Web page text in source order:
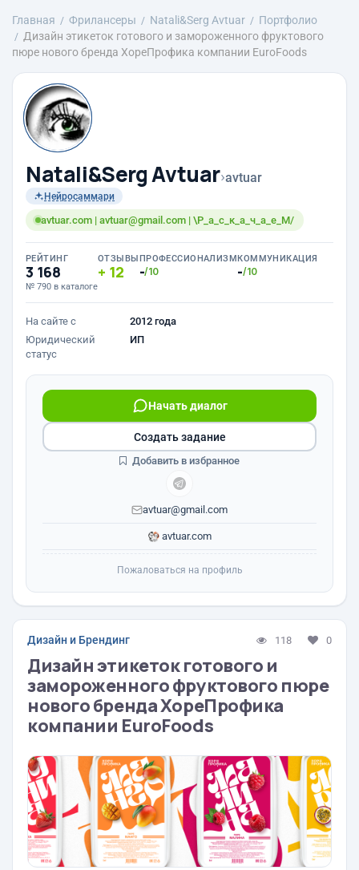
Главная Фрилансеры Natali&Serg Avtuar
Портфолио
Дизайн этикеток готового и замороженного фруктового
пюре нового бренда ХореПрофика компании EuroFoods
Natali&Serg Avtuar›avtuar
Нейросаммари
avtuar.com | avtuar@gmail.com | \Р_а_с_к_а_ч_а_е_М/
РЕЙТИНГ
3 168
№ 790 в каталоге
ОТЗЫВЫ
12
ПРОФЕССИОНАЛИЗМ
-/10
КОММУНИКАЦИЯ
-/10
На сайте с
2012 года
Юридический
статус
ИП
Начать диалог
avtuar@gmail.com
avtuar.com
Создать задание
Добавить в избранное
Пожаловаться на профиль
Дизайн и Брендинг 118 0
Дизайн этикеток готового и
замороженного фруктового пюре
нового бренда ХореПрофика
компании EuroFoods